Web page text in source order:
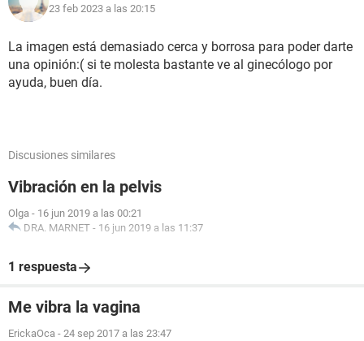
23 feb 2023 a las 20:15
La imagen está demasiado cerca y borrosa para poder darte
una opinión:( si te molesta bastante ve al ginecólogo por
ayuda, buen día.
Discusiones similares
Vibración en la pelvis
Olga - 16 jun 2019 a las 00:21
DRA. MARNET - 16 jun 2019 a las 11:37
1 respuesta
Me vibra la vagina
ErickaOca - 24 sep 2017 a las 23:47